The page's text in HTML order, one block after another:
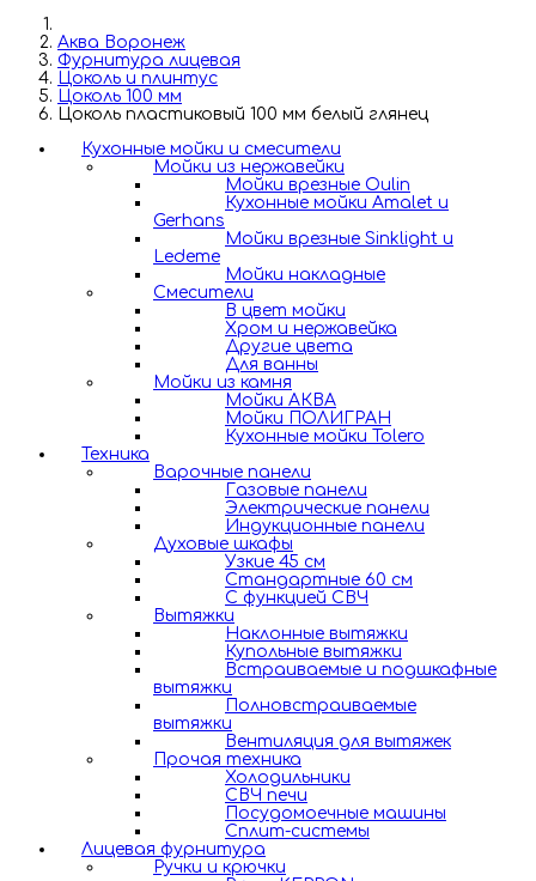
Аква Воронеж
Фурнитура лицевая
Цоколь и плинтус
Цоколь 100 мм
Цоколь пластиковый 100 мм белый глянец
Кухонные мойки и смесители
Мойки из нержавейки
Мойки врезные Oulin
Кухонные мойки Amalet и
Gerhans
Мойки врезные Sinklight и
Ledeme
Мойки накладные
Смесители
В цвет мойки
Хром и нержавейка
Другие цвета
Для ванны
Мойки из камня
Мойки АКВА
Мойки ПОЛИГРАН
Кухонные мойки Tolero
Техника
Варочные панели
Газовые панели
Электрические панели
Индукционные панели
Духовые шкафы
Узкие 45 см
Стандартные 60 см
С функцией СВЧ
Вытяжки
Наклонные вытяжки
Купольные вытяжки
Встраиваемые и подшкафные
вытяжки
Полновстраиваемые
вытяжки
Вентиляция для вытяжек
Прочая техника
Холодильники
СВЧ печи
Посудомоечные машины
Сплит-системы
Лицевая фурнитура
Ручки и крючки